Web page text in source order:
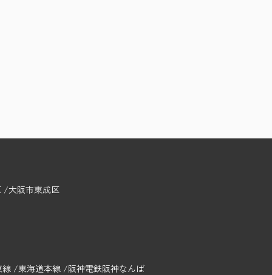
大阪市東成区
線 東海道本線 阪神電鉄阪神なんば